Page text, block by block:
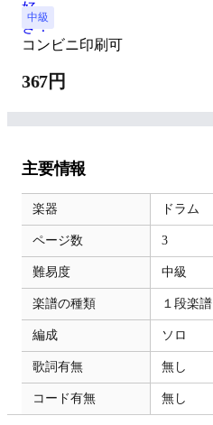
中級
コンビニ印刷可
367円
主要情報
楽器 ドラム
ページ数 3
難易度 中級
楽譜の種類 １段楽譜
編成 ソロ
歌詞有無 無し
コード有無 無し